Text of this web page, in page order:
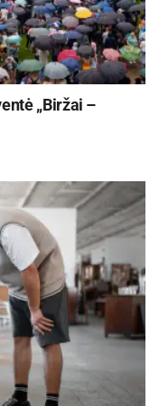
(Torūnė) ir Zita
vyks nacionalinės
saugos pratybos
prie Vyslos, kuri
istorijos ritmą.
ir mūsų miesto
kartu ir apie tai,
„Biržai –